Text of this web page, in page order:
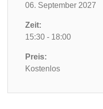
06. September 2027
Zeit:
15:30 - 18:00
Preis:
Kostenlos